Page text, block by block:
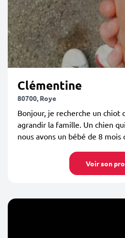
Clémentine
80700, Roye
Bonjour, je recherche un chiot
agrandir la famille. Un chien
nous avons un bébé de 8 mois
Voir son